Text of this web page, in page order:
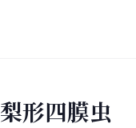
梨形四膜虫